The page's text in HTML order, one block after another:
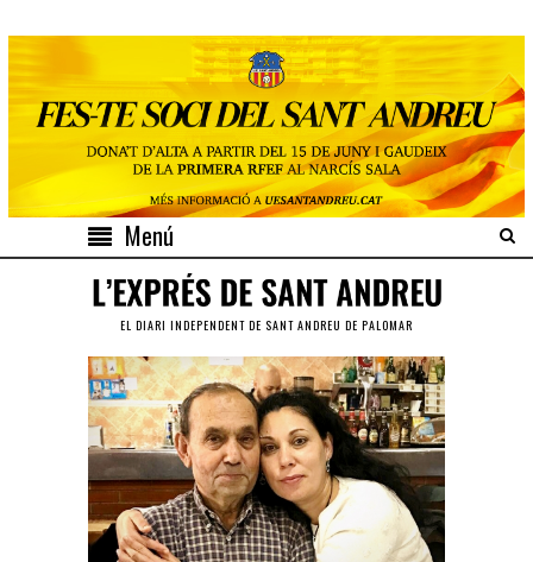
Menú
EL DIARI INDEPENDENT DE SANT ANDREU DE PALOMAR